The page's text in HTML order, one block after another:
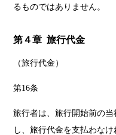
るものではありません。
第４章 旅行代金
（旅行代金）
第16条
旅行者は、旅行開始前の
し、旅行代金を支払わなけ